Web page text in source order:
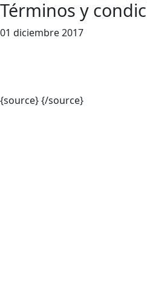
Términos y
01 diciembre 2017
{source}{/source}